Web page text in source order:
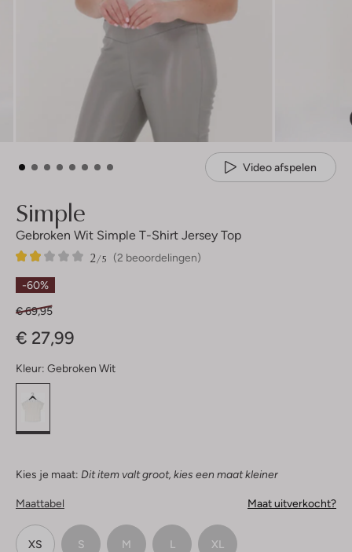
Video afspelen
Simple
Gebroken Wit Simple T-Shirt Jersey Top
(2 beoordelingen)
2/5
2
2
Sterren
-60%
€ 69,95
€ 27,99
Kleur: Gebroken Wit
Kies je maat: Dit item valt groot, kies een maat kleiner
Maattabel Maat uitverkocht?
XS S M L XL